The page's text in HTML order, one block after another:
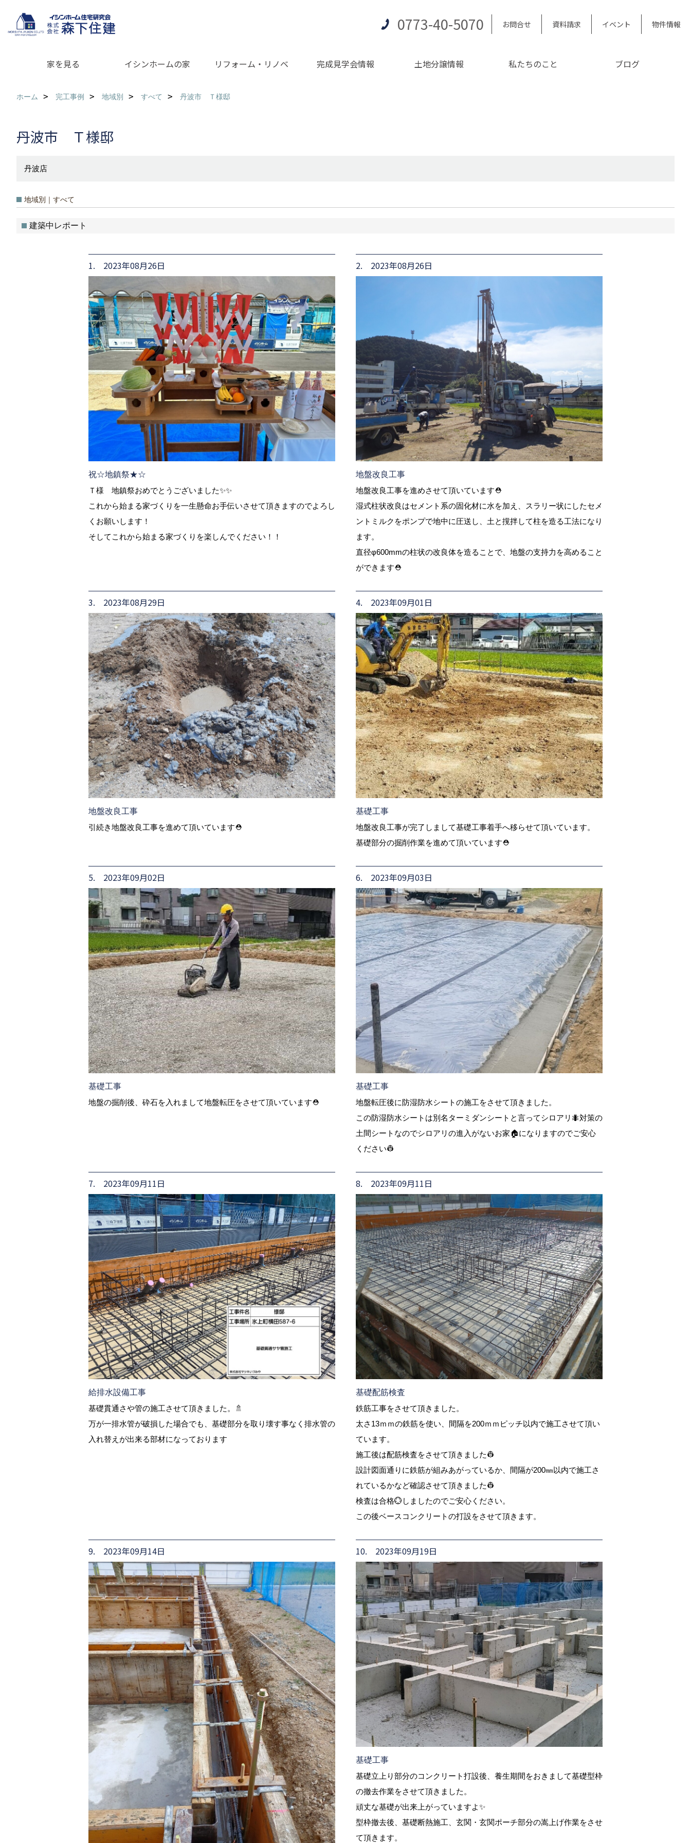
0773-40-5070 お問合せ 資料請求 イベント 物件情報
家を見る イシンホームの家 リフォーム・リノベ 完成見学会情報 土地分譲情報 私たちのこと ブログ
ホーム 完工事例 地域別 すべて 丹波市 Ｔ様邸
丹波市 Ｔ様邸
丹波店
地域別｜すべて
建築中レポート
1. 2023年08月26日
祝☆地鎮祭★☆
Ｔ様 地鎮祭おめでとうございました✨✨
これから始まる家づくりを一生懸命お手伝いさせて頂きますのでよろし
くお願いします！
そしてこれから始まる家づくりを楽しんでください！！
2. 2023年08月26日
地盤改良工事
地盤改良工事を進めさせて頂いています⛑
湿式柱状改良はセメント系の固化材に水を加え、スラリー状にしたセメ
ントミルクをポンプで地中に圧送し、土と撹拌して柱を造る工法になり
ます。
直径φ600mmの柱状の改良体を造ることで、地盤の支持力を高めること
ができます⛑
3. 2023年08月29日
地盤改良工事
引続き地盤改良工事を進めて頂いています⛑
4. 2023年09月01日
基礎工事
地盤改良工事が完了しまして基礎工事着手へ移らせて頂いています。
基礎部分の掘削作業を進めて頂いています⛑
5. 2023年09月02日
基礎工事
地盤の掘削後、砕石を入れまして地盤転圧をさせて頂いています⛑
6. 2023年09月03日
基礎工事
地盤転圧後に防湿防水シートの施工をさせて頂きました。
この防湿防水シートは別名ターミダンシートと言ってシロアリ🐜対策の
土間シートなのでシロアリの進入がないお家🏠になりますのでご安心
ください👷
7. 2023年09月11日
給排水設備工事
基礎貫通さや管の施工させて頂きました。🚿
万が一排水管が破損した場合でも、基礎部分を取り壊す事なく排水管の
入れ替えが出来る部材になっております
8. 2023年09月11日
基礎配筋検査
鉄筋工事をさせて頂きました。
太さ13ｍｍの鉄筋を使い、間隔を200ｍｍピッチ以内で施工させて頂い
ています。
施工後は配筋検査をさせて頂きました👷
設計図面通りに鉄筋が組みあがっているか、間隔が200㎜以内で施工さ
れているかなど確認させて頂きました👷
検査は合格💮しましたのでご安心ください。
この後ベースコンクリートの打設をさせて頂きます。
9. 2023年09月14日 10. 2023年09月19日
基礎工事
基礎立上り部分のコンクリート打設後、養生期間をおきまして基礎型枠
の撤去作業をさせて頂きました。
頑丈な基礎が出来上がっていますよ✨
型枠撤去後、基礎断熱施工、玄関・玄関ポーチ部分の嵩上げ作業をさせ
て頂きます。